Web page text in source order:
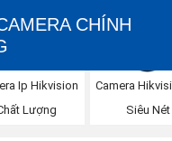
CHÍNH
Ip Hikvision
Lượng
Camera
Siêu Nét